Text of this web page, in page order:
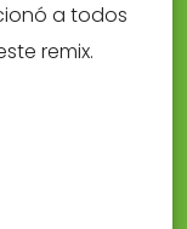
a todos
remix.